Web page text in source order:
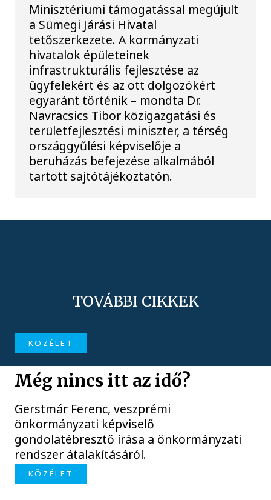
Minisztériumi támogatással megújult
a Sümegi Járási Hivatal
tetőszerkezete. A kormányzati
hivatalok épületeinek
infrastrukturális fejlesztése az
ügyfelekért és az ott dolgozókért
egyaránt történik – mondta Dr.
Navracsics Tibor közigazgatási és
területfejlesztési miniszter, a térség
országgyűlési képviselője a
beruházás befejezése alkalmából
tartott sajtótájékoztatón.
TOVÁBBI CIKKEK
KÖZÉLET
Még nincs itt az idő?
Gerstmár Ferenc, veszprémi
önkormányzati képviselő
gondolatébresztő írása a önkormányzati
rendszer átalakításáról.
KÖZÉLET